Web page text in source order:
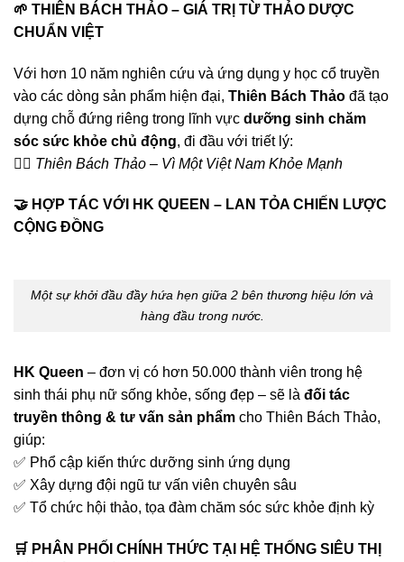
🌱 THIÊN BÁCH THẢO – GIÁ TRỊ TỪ THẢO DƯỢC
CHUẨN VIỆT
Với hơn 10 năm nghiên cứu và ứng dụng y học cổ truyền
vào các dòng sản phẩm hiện đại, Thiên Bách Thảo đã tạo
dựng chỗ đứng riêng trong lĩnh vực dưỡng sinh chăm
sóc sức khỏe chủ động, đi đầu với triết lý:
🧘‍♂️ Thiên Bách Thảo – Vì Một Việt Nam Khỏe Mạnh
🤝 HỢP TÁC VỚI HK QUEEN – LAN TỎA CHIẾN LƯỢC
CỘNG ĐỒNG
Một sự khởi đầu đầy hứa hẹn giữa 2 bên thương hiệu lớn và
hàng đầu trong nước.
HK Queen – đơn vị có hơn 50.000 thành viên trong hệ
sinh thái phụ nữ sống khỏe, sống đẹp – sẽ là đối tác
truyền thông & tư vấn sản phẩm cho Thiên Bách Thảo,
giúp:
✅ Phổ cập kiến thức dưỡng sinh ứng dụng
✅ Xây dựng đội ngũ tư vấn viên chuyên sâu
✅ Tổ chức hội thảo, tọa đàm chăm sóc sức khỏe định kỳ
🛒 PHÂN PHỐI CHÍNH THỨC TẠI HỆ THỐNG SIÊU THỊ